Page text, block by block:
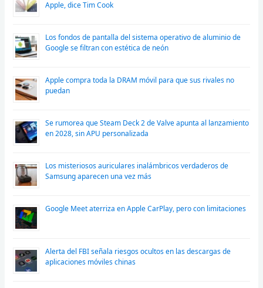
Apple, dice Tim Cook
Los fondos de pantalla del sistema operativo de aluminio de
Google se filtran con estética de neón
Apple compra toda la DRAM móvil para que sus rivales no
puedan
Se rumorea que Steam Deck 2 de Valve apunta al lanzamiento
en 2028, sin APU personalizada
Los misteriosos auriculares inalámbricos verdaderos de
Samsung aparecen una vez más
Google Meet aterriza en Apple CarPlay, pero con limitaciones
Alerta del FBI señala riesgos ocultos en las descargas de
aplicaciones móviles chinas